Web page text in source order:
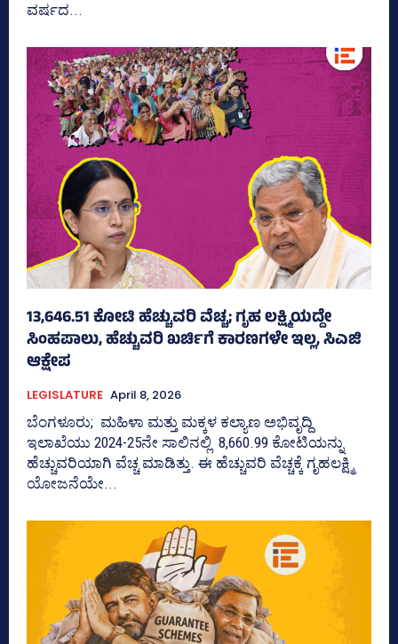
ವರ್ಷದ...
13,646.51 ಕೋಟಿ ಹೆಚ್ಚುವರಿ ವೆಚ್ಚ; ಗೃಹ ಲಕ್ಷ್ಮಿಯದ್ದೇ
ಸಿಂಹಪಾಲು, ಹೆಚ್ಚುವರಿ ಖರ್ಚಿಗೆ ಕಾರಣಗಳೇ ಇಲ್ಲ, ಸಿಎಜಿ
ಆಕ್ಷೇಪ
LEGISLATURE April 8, 2026
ಬೆಂಗಳೂರು; ಮಹಿಳಾ ಮತ್ತು ಮಕ್ಕಳ ಕಲ್ಯಾಣ ಅಭಿವೃದ್ದಿ
ಇಲಾಖೆಯು 2024-25ನೇ ಸಾಲಿನಲ್ಲಿ 8,660.99 ಕೋಟಿಯನ್ನು
ಹೆಚ್ಚುವರಿಯಾಗಿ ವೆಚ್ಚ ಮಾಡಿತ್ತು. ಈ ಹೆಚ್ಚುವರಿ ವೆಚ್ಚಕ್ಕೆ ಗೃಹಲಕ್ಷ್ಮಿ
ಯೋಜನೆಯೇ...